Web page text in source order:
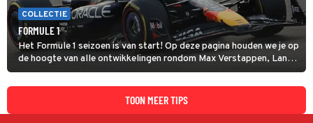
COLLECTIE
FORMULE 1
Het Formule 1 seizoen is van start! Op deze pagina houden we je op
de hoogte van alle ontwikkelingen rondom Max Verstappen, Lando
Norris en alle andere coureurs en GP's.
TOON MEER TIPS